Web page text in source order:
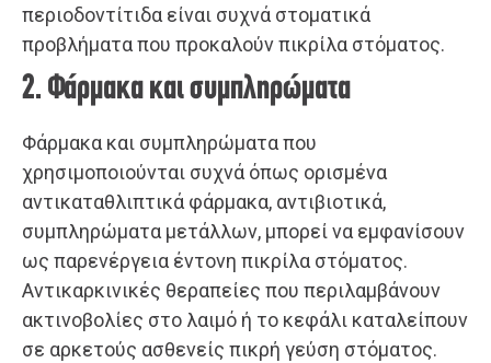
περιοδοντίτιδα είναι συχνά στοματικά
προβλήματα που προκαλούν πικρίλα στόματος.
2. Φάρμακα και συμπληρώματα
Φάρμακα και συμπληρώματα που
χρησιμοποιούνται συχνά όπως ορισμένα
αντικαταθλιπτικά φάρμακα, αντιβιοτικά,
συμπληρώματα μετάλλων, μπορεί να εμφανίσουν
ως παρενέργεια έντονη πικρίλα στόματος.
Αντικαρκινικές θεραπείες που περιλαμβάνουν
ακτινοβολίες στο λαιμό ή το κεφάλι καταλείπουν
σε αρκετούς ασθενείς πικρή γεύση στόματος.